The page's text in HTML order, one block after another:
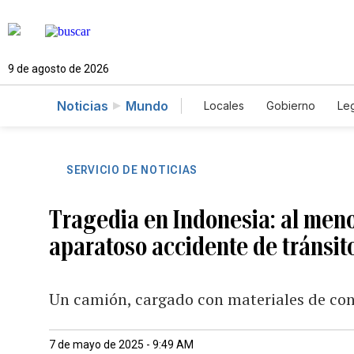
9 de agosto de 2026
Noticias Mundo Locales Gobierno
SERVICIO DE NOTICIAS
Tragedia en Indonesia: al
aparatoso accidente de
Un camión, cargado con materiales de
7 de mayo de 2025 - 9:49 AM